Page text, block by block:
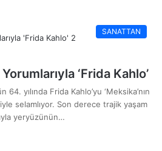
SANATTAN
‘Frida Kahlo’
yılında Frida Kahlo’yu ‘Meksika’nın
selamlıyor. Son derece trajik yaşam
yeryüzünün…